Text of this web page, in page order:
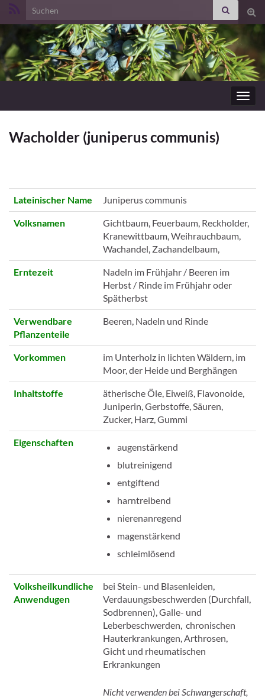
Search for:
Wacholder (juniperus communis)
Lateinischer Name Juniperus communis
Volksnamen
Gichtbaum, Feuerbaum, Reckholder,
Kranewittbaum, Weihrauchbaum,
Wachandel, Zachandelbaum,
Erntezeit
Nadeln im Frühjahr / Beeren im
Herbst / Rinde im Frühjahr oder
Spätherbst
Verwendbare
Pflanzenteile
Beeren, Nadeln und Rinde
Vorkommen
im Unterholz in lichten Wäldern, im
Moor, der Heide und Berghängen
Inhaltstoffe
ätherische Öle, Eiweiß, Flavonoide,
Juniperin, Gerbstoffe, Säuren,
Zucker, Harz, Gummi
Eigenschaften
augenstärkend
blutreinigend
entgiftend
harntreibend
nierenanregend
magenstärkend
schleimlösend
Volksheilkundliche
Anwendugen
bei Stein- und Blasenleiden,
Verdauungsbeschwerden (Durchfall,
Sodbrennen), Galle- und
Leberbeschwerden, chronischen
Hauterkrankungen, Arthrosen,
Gicht und rheumatischen
Erkrankungen
Nicht verwenden bei Schwangerschaft,